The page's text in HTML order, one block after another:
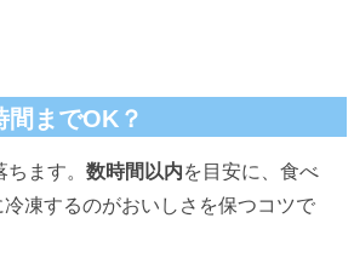
間までOK？
ます。 数時間以内を目安に、食べ
凍するのがおいしさを保つコツで